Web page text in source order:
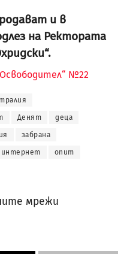
и в
на Ректората
№22
Денят деца
забрана
интернет опит
мрежи